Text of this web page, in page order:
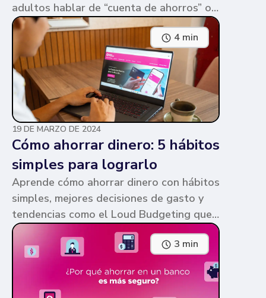
adultos hablar de “cuenta de ahorros” o
“cuenta corriente”. Ambas cuentas
parecen similares y puede ser confuso,
pero te contamos en qué consiste cada
una y sus diferencias.
4 min
19 DE MARZO DE 2024
Cómo ahorrar dinero: 5 hábitos
simples para lograrlo
Aprende cómo ahorrar dinero con hábitos
simples, mejores decisiones de gasto y
tendencias como el Loud Budgeting que
pueden ayudarte a cumplir tus metas.
3 min